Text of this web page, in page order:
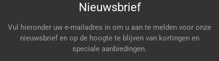
Nieuwsbrief
Vul hieronder uw e-mailadres in om u aan te melden voor onze
nieuwsbrief en op de hoogte te blijven van kortingen en
speciale aanbiedingen.